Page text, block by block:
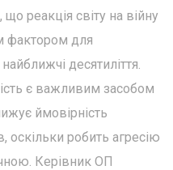
реакція світу на війну
фактором для
десятиліття.
є важливим засобом
ймовірність
оскільки робить агресію
Керівник ОП